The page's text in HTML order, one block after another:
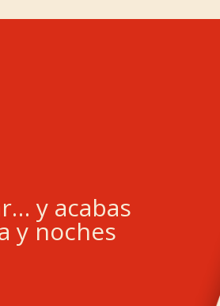
y acabas
y noches